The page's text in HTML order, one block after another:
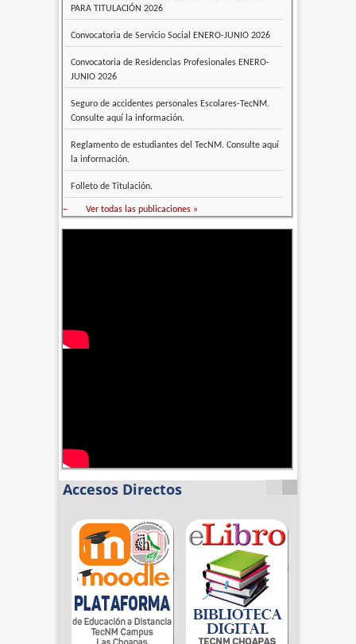
PARA TITULACIÓN 2026
Convocatoria de Servicio Social ENERO-JUNIO 2026
Convocatoria de Residencias Profesionales ENERO-
JUNIO 2026
Seguro de accidentes personales Escolares-TecNM.
Consulte aquí la información.
Reglamento de estudiantes del TecNM. Consulte aquí
la información.
Folleto de Titulación.
– Ver todas las publicaciones »
Accesos Directos